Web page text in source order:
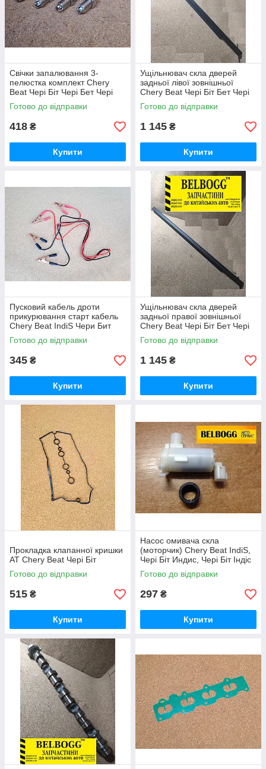
Свічки запалювання 3-
пелюстка комплект Chery
Beat Чері Біт Чері Бет Чері
Бет
Готово до відправки
418 ₴
Купити
Ущільнювач скла дверей
задньої лівої зовнішньої
Chery Beat Чері Біт Бет Чері
Біт Бет
Готово до відправки
1 145 ₴
Купити
Пусковий кабель дроти
прикурювання старт кабель
Chery Beat IndiS Чери Бит
Индис Чері Біт Індіс
Готово до відправки
345 ₴
Купити
Ущільнювач скла дверей
задньої правої зовнішньої
Chery Beat Чері Біт Бет Чері
Біт Бет
Готово до відправки
1 145 ₴
Купити
Прокладка клапанної кришки
АТ Chery Beat Чері Біт
Готово до відправки
515 ₴
Купити
Насос омивача скла
(моторчик) Chery Beat IndiS,
Чері Біт Индис, Чері Біт Індіс
Готово до відправки
297 ₴
Купити